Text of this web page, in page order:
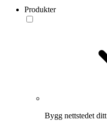
Produkter
Bygg nettstedet ditt